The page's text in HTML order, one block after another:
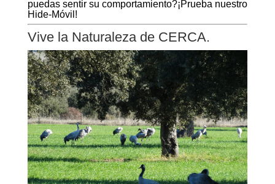
puedas sentir su comportamiento?¡Prueba nuestro
Hide-Móvil!
Vive la Naturaleza de CERCA.